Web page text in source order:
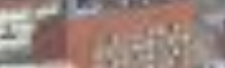
Skeittihalli
Varhaiskasvatus